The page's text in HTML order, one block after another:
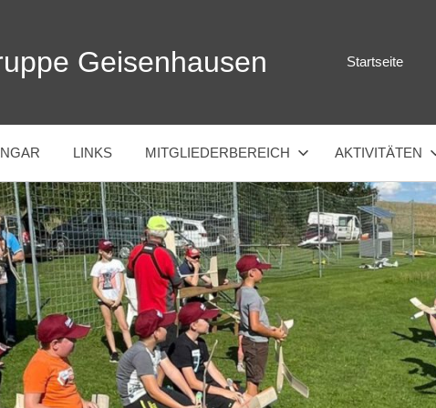
Geisenhausen Startseite
LINKS MITGLIEDERBEREICH AKTIVITÄTEN